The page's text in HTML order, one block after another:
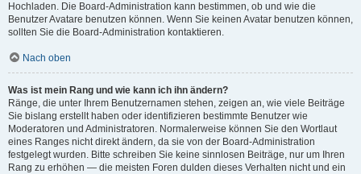
Hochladen. Die Board-Administration kann bestimmen, ob und wie die
Benutzer Avatare benutzen können. Wenn Sie keinen Avatar benutzen können,
sollten Sie die Board-Administration kontaktieren.
Nach oben
Was ist mein Rang und wie kann ich ihn ändern?
Ränge, die unter Ihrem Benutzernamen stehen, zeigen an, wie viele Beiträge
Sie bislang erstellt haben oder identifizieren bestimmte Benutzer wie
Moderatoren und Administratoren. Normalerweise können Sie den Wortlaut
eines Ranges nicht direkt ändern, da sie von der Board-Administration
festgelegt wurden. Bitte schreiben Sie keine sinnlosen Beiträge, nur um Ihren
Rang zu erhöhen — die meisten Foren dulden dieses Verhalten nicht und ein